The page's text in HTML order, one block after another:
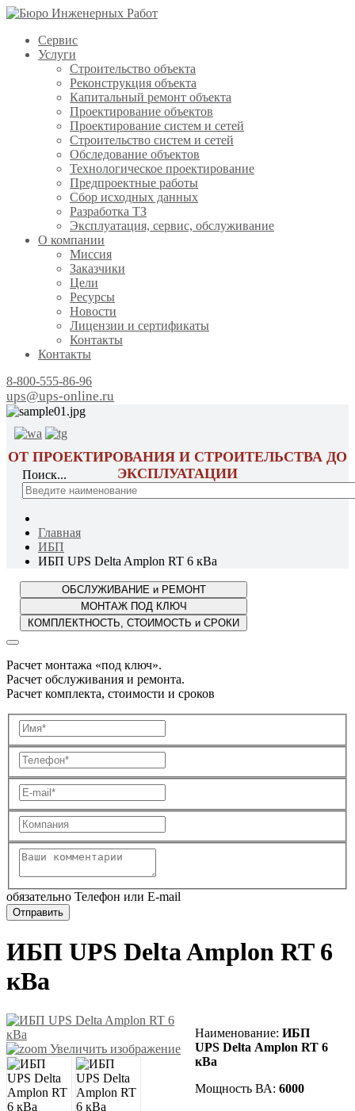
Сервис
Услуги
Строительство объекта
Реконструкция объекта
Капитальный ремонт объекта
Проектирование объектов
Проектирование систем и сетей
Строительство систем и сетей
Обследование объектов
Технологическое проектирование
Предпроектные работы
Сбор исходных данных
Разработка ТЗ
Эксплуатация, сервис, обслуживание
О компании
Миссия
Заказчики
Цели
Ресурсы
Новости
Лицензии и сертификаты
Контакты
Контакты
8-800-555-86-96
ups@ups-online.ru
ОТ ПРОЕКТИРОВАНИЯ И СТРОИТЕЛЬСТВА ДО
ЭКСПЛУАТАЦИИ
Поиск...
Главная
ИБП
ИБП UPS Delta Amplon RT 6 кВа
Расчет монтажа «под ключ».
Расчет обслуживания и ремонта.
Расчет комплекта, стоимости и сроков
обязательно Телефон или E-mail
ИБП UPS Delta Amplon RT 6
кВа
Увеличить изображение
Наименование: ИБП
UPS Delta Amplon RT 6
кВа
Мощность ВА: 6000